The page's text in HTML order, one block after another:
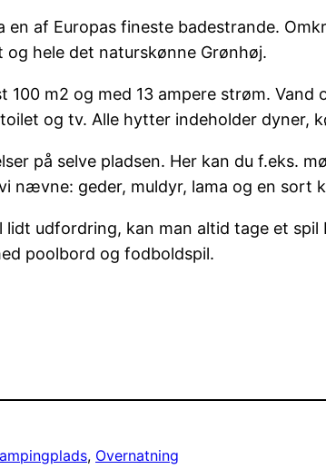
en af Europas fineste badestrande.
og hele det naturskønne Grønhøj.
100 m2 og med 13 ampere strøm.
og tv. Alle hytter indeholder dyner,
på selve pladsen. Her kan du f.eks.
nævne: geder, muldyr, lama og en sort
udfordring, kan man altid tage et
poolbord og fodboldspil.
, Overnatning